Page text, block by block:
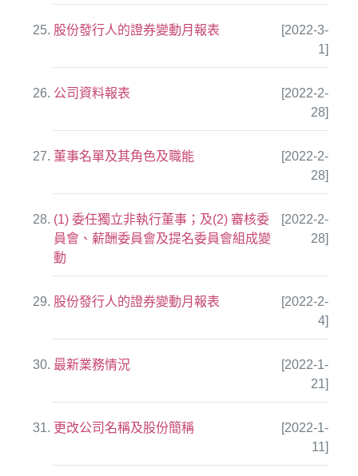
股份發行人的證券變動月報表
[2022-3-
1]
公司資料報表
[2022-2-
28]
董事名單及其角色及職能
[2022-2-
28]
(1) 委任獨立非執行董事；及(2) 審核委
員會、薪酬委員會及提名委員會組成變
動
[2022-2-
28]
股份發行人的證券變動月報表
[2022-2-
4]
最新業務情況
[2022-1-
21]
更改公司名稱及股份簡稱
[2022-1-
11]